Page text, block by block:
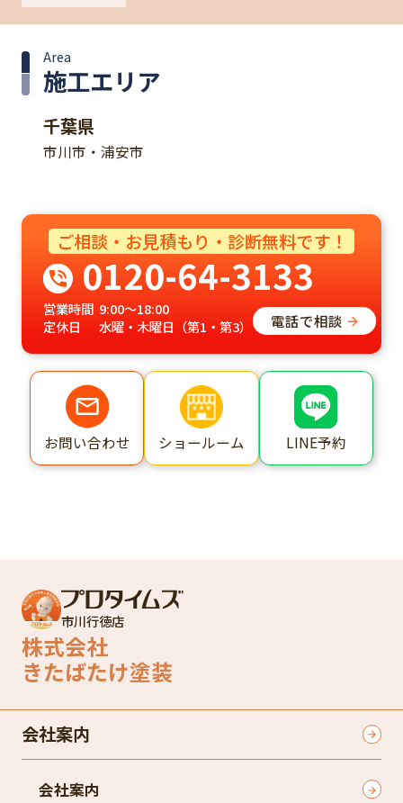
施工エリア
Area
千葉県
市川市・浦安市
ご相談・お見積もり・診断無料です！
0120-64-3133
営業時間 9:00～18:00
定休日
水曜・木曜日（第1・第3） 電話で相談
お問い合わせ ショールーム LINE予約
市川行徳店
株式会社
きたばたけ塗装
会社案内
会社案内